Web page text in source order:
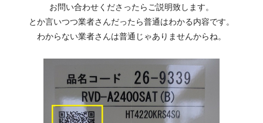
お問い合わせくださったらご説明致します。
とか言いつつ業者さんだったら普通はわかる内容です。
わからない業者さんは普通じゃありませんからね。